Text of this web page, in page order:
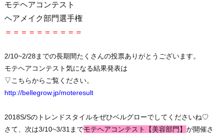
モテヘアコンテスト
ヘアメイク部門選手権
＝＝＝＝＝＝＝＝＝＝
2/10~2/28までの長期間たくさんの投票ありがとうございます。
モテヘアコンテスト気になる結果発表は
▽こちらからご覧ください。
http://bellegrow.jp/moteresult
2018S/Sのトレンドスタイルをぜひベルグローでしてくださいね♡
さて、次は3/10~3/31までモテヘアコンテスト【美容部門】 が開催さ